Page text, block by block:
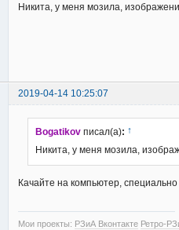
Никита, у меня мозила,
2019-04-14 10:25:07
Bogatikov писал(а): ↑
Никита, у меня мозила,
Качайте на компьютер,
Мои проекты: РЗиА Вконтакте Ретро-